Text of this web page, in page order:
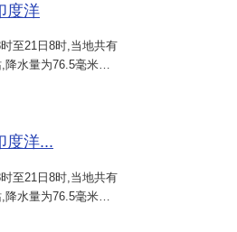
度洋
至21日8时,当地共有
降水量为76.5毫米。
年平均降水量,相当
度洋...
至21日8时,当地共有
水量为76.5毫米。
年平均降水量,相当